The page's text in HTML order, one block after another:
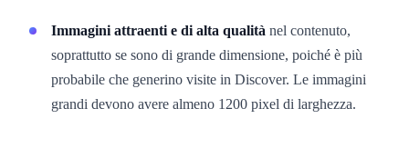
Immagini attraenti e di alta qualità nel contenuto,
soprattutto se sono di grande dimensione, poiché è più
probabile che generino visite in Discover. Le immagini
grandi devono avere almeno 1200 pixel di larghezza.